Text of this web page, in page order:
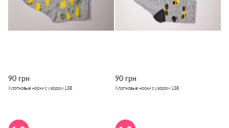
90 грн
Хлопковые носки с узором 138
90 грн
Хлопковые носки с узором 138